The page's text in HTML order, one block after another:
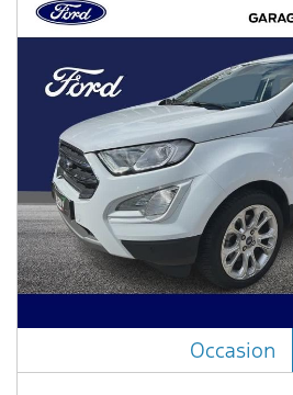
Occasion